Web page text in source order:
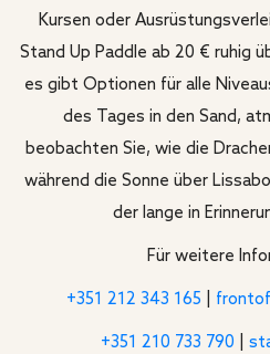
Kursen oder
Stand Up Paddle ab 20 € ruhig
es gibt Optionen für alle
des Tages in den Sand,
beobachten Sie, wie die
während die Sonne über
der lange in
Für weitere
+351 212 343 165
+351 210 733 790